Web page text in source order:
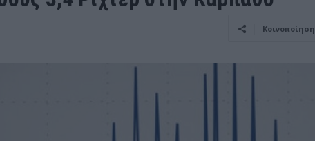
Κοινοποίηση